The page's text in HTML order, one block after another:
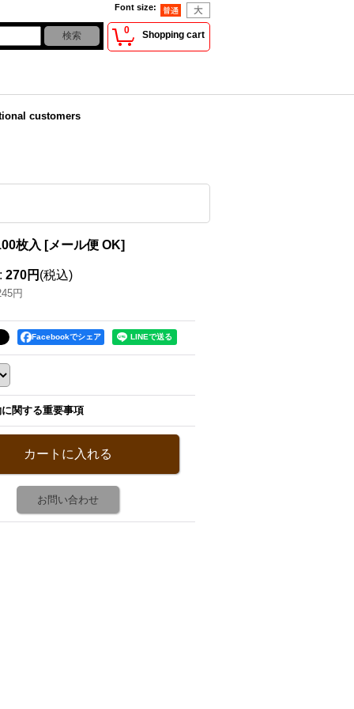
Font size:
0 Shopping cart
customers
枚入 [メール便 OK]
: 270円 (税込)
円
Facebookでシェア
関する重要事項
お問い合わせ